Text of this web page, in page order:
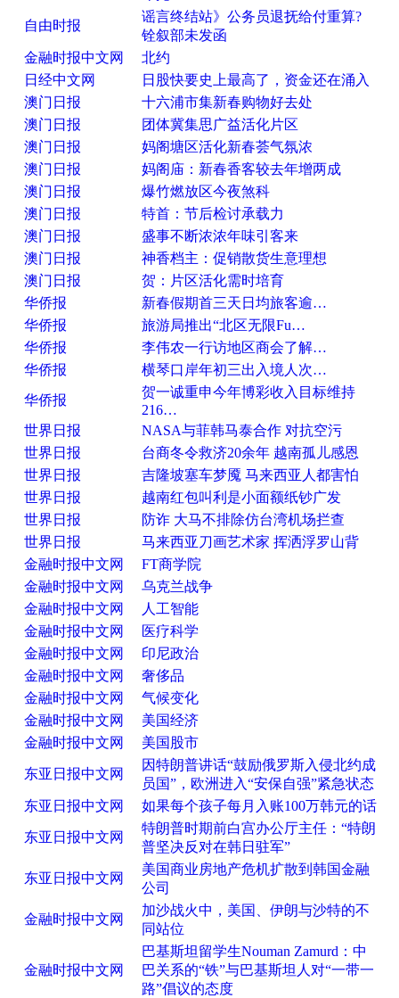
自由时报
谣言终结站》公务员退抚给付重算?
铨叙部未发函
金融时报中文网
北约
日经中文网
日股快要史上最高了，资金还在涌入
澳门日报
十六浦市集新春购物好去处
澳门日报
团体冀集思广益活化片区
澳门日报
妈阁塘区活化新春荟气氛浓
澳门日报
妈阁庙：新春香客较去年增两成
澳门日报
爆竹燃放区今夜煞科
澳门日报
特首：节后检讨承载力
澳门日报
盛事不断浓浓年味引客来
澳门日报
神香档主：促销散货生意理想
澳门日报
贺：片区活化需时培育
华侨报
新春假期首三天日均旅客逾…
华侨报
旅游局推出“北区无限Fu…
华侨报
李伟农一行访地区商会了解…
华侨报
横琴口岸年初三出入境人次…
华侨报
贺一诚重申今年博彩收入目标维持
216…
世界日报
NASA与菲韩马泰合作 对抗空污
世界日报
台商冬令救济20余年 越南孤儿感恩
世界日报
吉隆坡塞车梦魇 马来西亚人都害怕
世界日报
越南红包叫利是小面额纸钞广发
世界日报
防诈 大马不排除仿台湾机场拦查
世界日报
马来西亚刀画艺术家 挥洒浮罗山背
金融时报中文网
FT商学院
金融时报中文网
乌克兰战争
金融时报中文网
人工智能
金融时报中文网
医疗科学
金融时报中文网
印尼政治
金融时报中文网
奢侈品
金融时报中文网
气候变化
金融时报中文网
美国经济
金融时报中文网
美国股市
东亚日报中文网
因特朗普讲话“鼓励俄罗斯入侵北约成
员国”，欧洲进入“安保自强”紧急状态
东亚日报中文网
如果每个孩子每月入账100万韩元的话
东亚日报中文网
特朗普时期前白宫办公厅主任：“特朗
普坚决反对在韩日驻军”
东亚日报中文网
美国商业房地产危机扩散到韩国金融
公司
金融时报中文网
加沙战火中，美国、伊朗与沙特的不
同站位
金融时报中文网
巴基斯坦留学生Nouman Zamurd：中
巴关系的“铁”与巴基斯坦人对“一带一
路”倡议的态度